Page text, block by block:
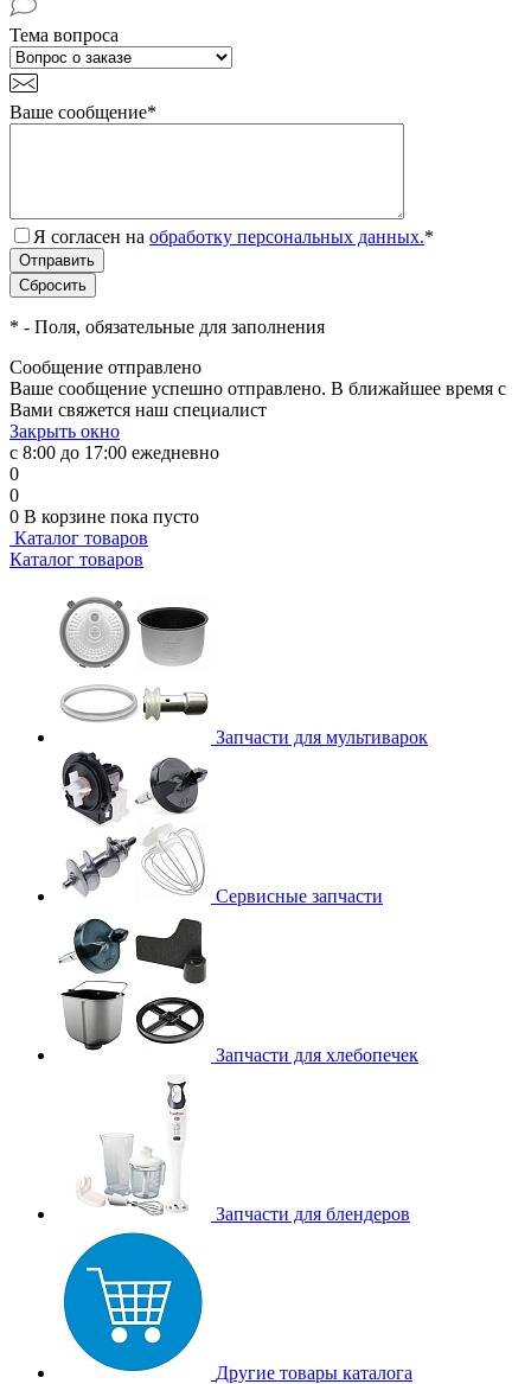
Тема вопроса
Ваше сообщение*
Я согласен на обработку персональных данных.*
* - Поля, обязательные для заполнения
Сообщение отправлено
Ваше сообщение успешно отправлено. В ближайшее время с
Вами свяжется наш специалист
Закрыть окно
с 8:00 до 17:00 ежедневно
0
0
0 В корзине пока пусто
Каталог товаров
Каталог товаров
Запчасти для мультиварок
Сервисные запчасти
Запчасти для хлебопечек
Запчасти для блендеров
Другие товары каталога